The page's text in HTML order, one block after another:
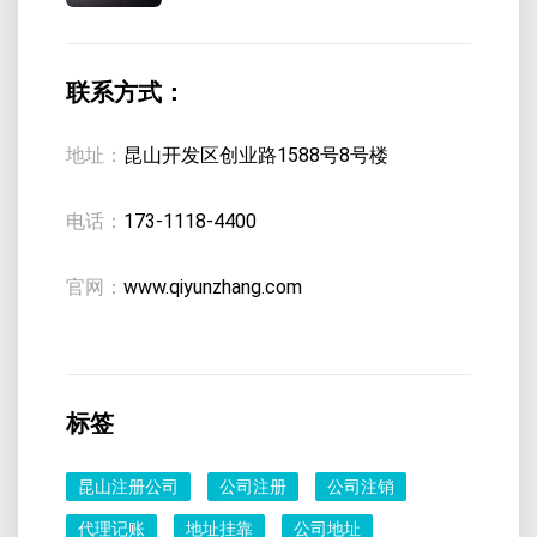
联系方式：
地址： 昆山开发区创业路1588号8号楼
电话： 173-1118-4400
官网： www.qiyunzhang.com
标签
昆山注册公司 公司注册 公司注销
代理记账 地址挂靠 公司地址